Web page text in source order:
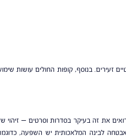
זעירים. בנוסף, קופות החולים עושות
את זה בעיקר בסדרות וסרטים – זיהוי
האבטחה לבינה המלאכותית יש השפעה,